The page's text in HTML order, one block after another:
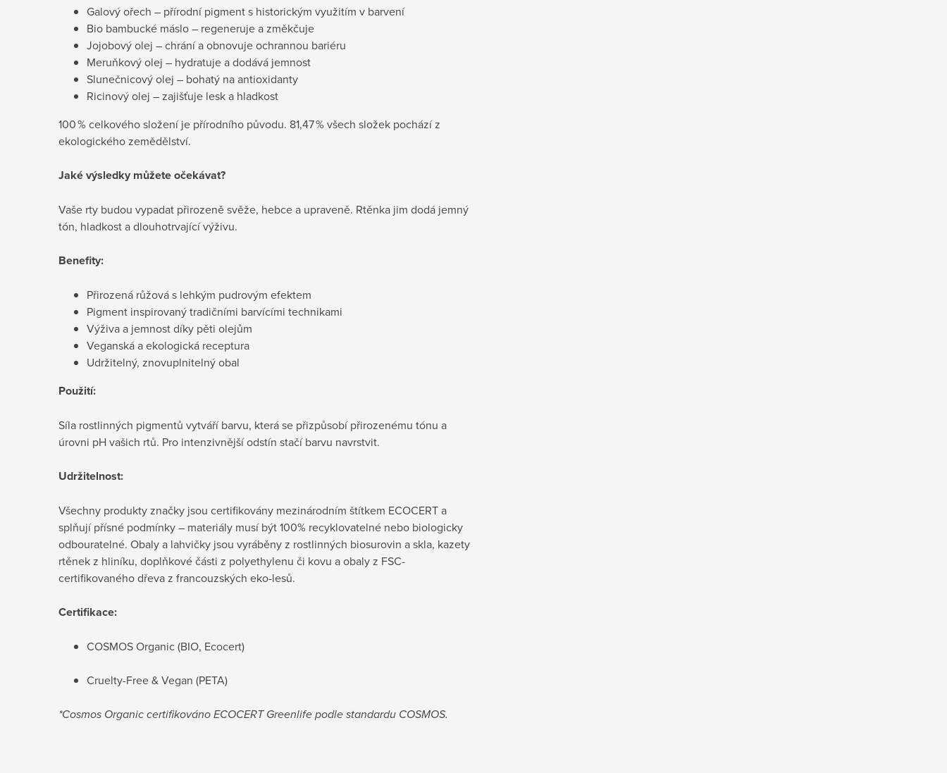
Galový ořech – přírodní pigment s historickým využitím v barvení
Bio bambucké máslo – regeneruje a změkčuje
Jojobový olej – chrání a obnovuje ochrannou bariéru
Meruňkový olej – hydratuje a dodává jemnost
Slunečnicový olej – bohatý na antioxidanty
Ricinový olej – zajišťuje lesk a hladkost
100 % celkového složení je přírodního původu. 81,47 % všech složek pochází z
ekologického zemědělství.
Jaké výsledky můžete očekávat?
Vaše rty budou vypadat přirozeně svěže, hebce a upraveně. Rtěnka jim dodá jemný
tón, hladkost a dlouhotrvající výživu.
Benefity:
Přirozená růžová s lehkým pudrovým efektem
Pigment inspirovaný tradičními barvícími technikami
Výživa a jemnost díky pěti olejům
Veganská a ekologická receptura
Udržitelný, znovuplnitelný obal
Použití:
Síla rostlinných pigmentů vytváří barvu, která se přizpůsobí přirozenému tónu a
úrovni pH vašich rtů. Pro intenzivnější odstín stačí barvu navrstvit.
Udržitelnost:
Všechny produkty značky jsou certifikovány mezinárodním štítkem ECOCERT a
splňují přísné podmínky – materiály musí být 100% recyklovatelné nebo biologicky
odbouratelné. Obaly a lahvičky jsou vyráběny z rostlinných biosurovin a skla, kazety
rtěnek z hliníku, doplňkové části z polyethylenu či kovu a obaly z FSC-
certifikovaného dřeva z francouzských eko-lesů.
Certifikace:
COSMOS Organic (BIO, Ecocert)
Cruelty-Free & Vegan (PETA)
*Cosmos Organic certifikováno ECOCERT Greenlife podle standardu COSMOS.